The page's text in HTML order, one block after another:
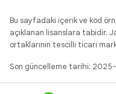
Bu sayfadaki içerik ve kod
açıklanan lisanslara tabidir.
ortaklarının tescilli ticari
Son güncelleme tarihi: